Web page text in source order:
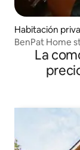
Habitación
BenPat Home
La